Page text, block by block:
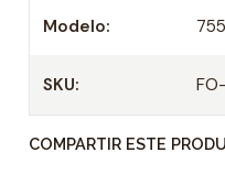
60 mm.
vanadio.
pulidas.
Modelo:
SKU:
COMPARTIR ESTE